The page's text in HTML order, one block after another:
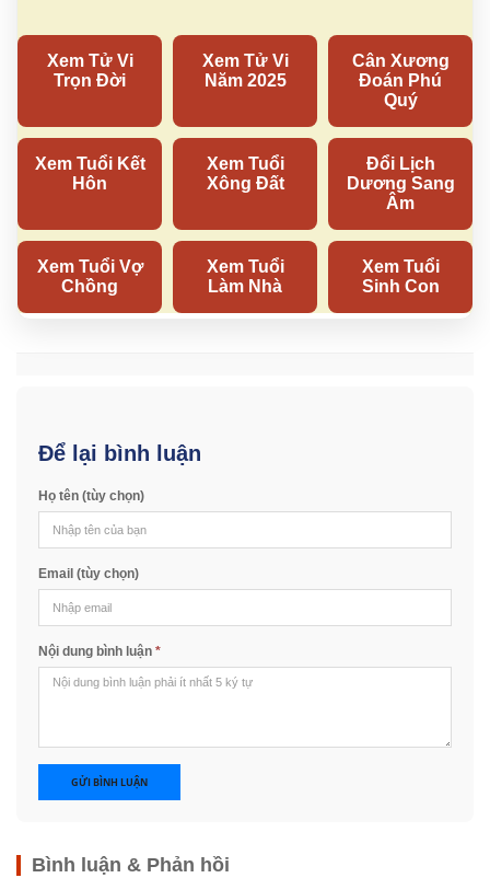
Để lại bình luận
Họ tên (tùy chọn)
Email (tùy chọn)
Nội dung bình luận *
GỬI BÌNH LUẬN
Bình luận & Phản hồi